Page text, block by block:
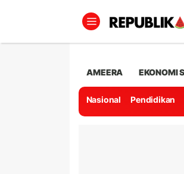
AMEERA EKONOMI
Nasional Pendidikan